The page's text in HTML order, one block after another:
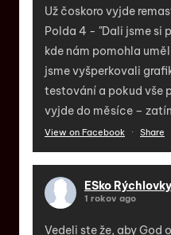
Už čoskoro vyjde
Polda 4 - "Dali jsme si
kde nám pomohla
jsme vyšperkovali
testování a pokud vše
vyjde do měsíce –
View on Facebook · Share
ESko Rýchlovky
1 rokov ago
Vedeli ste že, aby God